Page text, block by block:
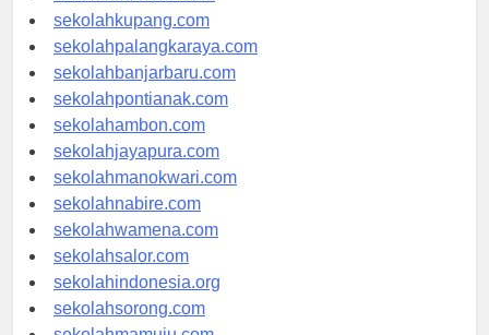
sekolahmanado.com
sekolahkupang.com
sekolahpalangkaraya.com
sekolahbanjarbaru.com
sekolahpontianak.com
sekolahambon.com
sekolahjayapura.com
sekolahmanokwari.com
sekolahnabire.com
sekolahwamena.com
sekolahsalor.com
sekolahindonesia.org
sekolahsorong.com